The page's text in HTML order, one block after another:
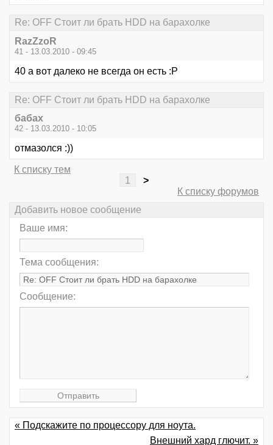
Re: OFF Стоит ли брать HDD на барахолке
RazZzoR
41 - 13.03.2010 - 09:45
40 а вот далеко не всегда он есть :Р
Re: OFF Стоит ли брать HDD на барахолке
бабах
42 - 13.03.2010 - 10:05
отмазолся :))
К списку тем
1
>
К списку форумов
Добавить новое сообщение
Ваше имя:
Тема сообщения:
Сообщение:
« Подскажите по процессору для ноута.
Внешний хард глючит. »